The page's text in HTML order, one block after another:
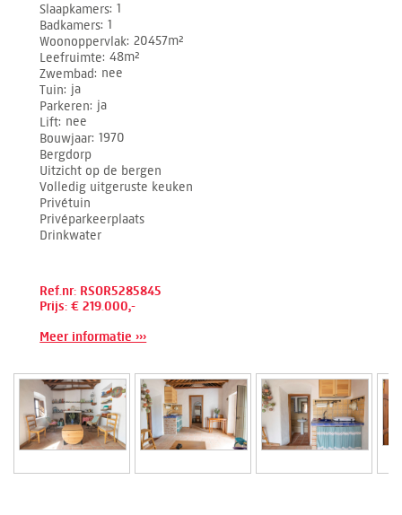
Slaapkamers 1
Badkamers 1
Woonoppervlak 20457m²
Leefruimte 48m²
Zwembad nee
Tuin ja
Parkeren ja
Lift nee
Bouwjaar 1970
Bergdorp
Uitzicht op de bergen
Volledig uitgeruste keuken
Privétuin
Privéparkeerplaats
Drinkwater
Ref.nr: RSOR5285845
Prijs: € 219.000,-
Meer informatie ›››